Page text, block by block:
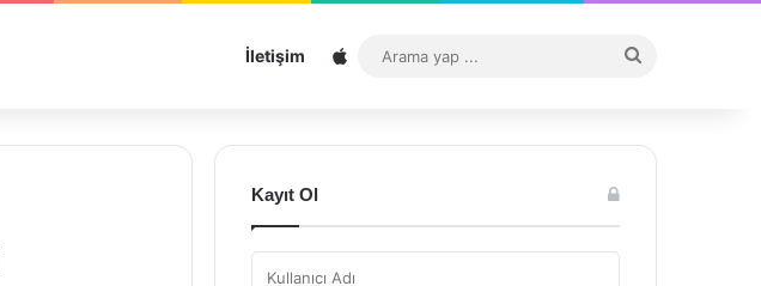
İletişim Sitemap
...
Kayıt Ol